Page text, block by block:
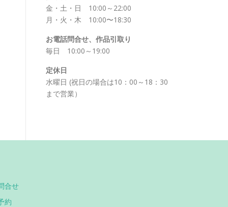
金・土・日 10:00～22:00
月・火・木 10:00〜18:30
お電話問合せ、作品引取り
毎日 10:00～19:00
定休日
水曜日 (祝日の場合は10：00～18：30
まで営業）
合せ
約